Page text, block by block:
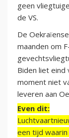
geen
de VS.
De
maanden om
Biden liet eind
moment niet
leveren aan
Even dit:
een tijd